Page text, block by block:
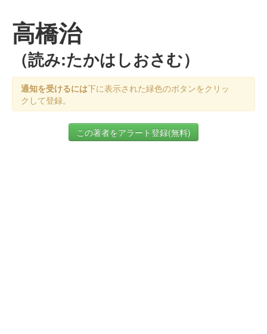
高橋治
（読み:たかはしおさむ）
通知を受けるには下に表示された緑色のボタンをクリッ
クして登録。
この著者をアラート登録(無料)